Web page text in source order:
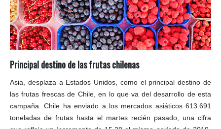
Principal destino de las frutas chilenas
Asia, desplaza a Estados Unidos, como el principal destino de
las frutas frescas de Chile, en lo que va del desarrollo de esta
campaña. Chile ha enviado a los mercados asiáticos 613.691
toneladas de frutas hasta el martes recién pasado, una cifra